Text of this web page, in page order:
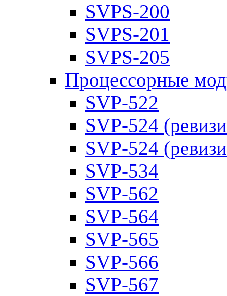
SVPS-200
SVPS-201
SVPS-205
Процессорные
SVP-522
SVP-524
SVP-524
SVP-534
SVP-562
SVP-564
SVP-565
SVP-566
SVP-567